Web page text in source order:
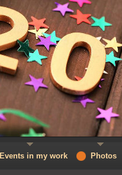
Events in my work Photos